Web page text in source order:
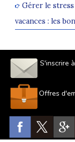
Gérer le
vacances : les
S'inscrire
Offres